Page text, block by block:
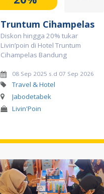
Truntum Cihampelas
Diskon hingga 20% tukar
Livin’poin di Hotel Truntum
Cihampelas Bandung
08 Sep 2025 s.d 07 Sep 2026
Travel & Hotel
Jabodetabek
Livin'Poin